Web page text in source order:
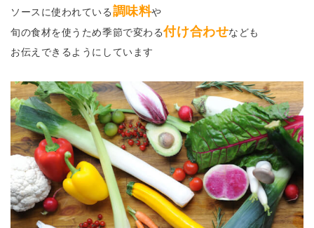
ソースに使われている調味料や
旬の食材を使うため季節で変わる付け合わせなども
お伝えできるようにしています